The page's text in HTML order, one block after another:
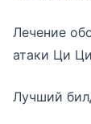
Лечение
атаки Ци
Лучший